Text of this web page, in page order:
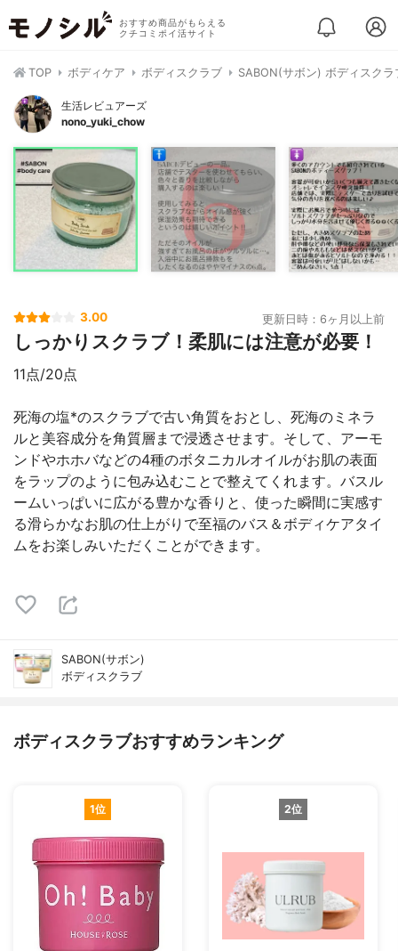
おすすめ商品がもらえる
クチコミポイ活サイト
TOP ボディケア ボディスクラブ SABON(サボン) ボディスクラ
生活レビュアーズ
nono_yuki_chow
3.00 更新日時：6ヶ月以上前
しっかりスクラブ！柔肌には注意が必要！
11点/20点
死海の塩*のスクラブで古い角質をおとし、死海のミネラ
ルと美容成分を角質層まで浸透させます。そして、アーモ
ンドやホホバなどの4種のボタニカルオイルがお肌の表面
をラップのように包み込むことで整えてくれます。バスル
ームいっぱいに広がる豊かな香りと、使った瞬間に実感す
る滑らかなお肌の仕上がりで至福のバス＆ボディケアタイ
ムをお楽しみいただくことができます。
SABON(サボン)
ボディスクラブ
ボディスクラブおすすめランキング
1位 2位